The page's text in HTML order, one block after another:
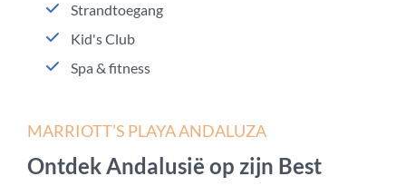
Strandtoegang
Kid's Club
Spa & fitness
MARRIOTT’S PLAYA ANDALUZA
Ontdek Andalusië op zijn Best